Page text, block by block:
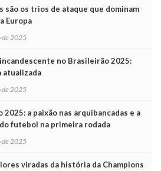
são os trios de ataque que dominam
Europa
de 2025
no Brasileirão 2025:
atualizada
de 2025
2025: a paixão nas arquibancadas e a
futebol na primeira rodada
de 2025
viradas da história da Champions